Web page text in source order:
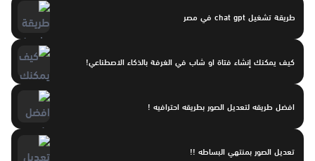
طريقة تشغيل chat gpt في مصر
كيف يمكنك إنشاء فتاة او شاب في الغرفة بالذكاء الاصطناعي!
افضل طريقه لتعديل الصور بطريقه احترافيه !
تعديل الصور بمنتهي البساطه !!